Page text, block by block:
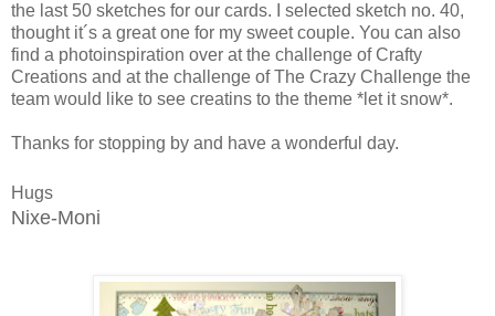
the last 50 sketches for our cards. I selected sketch no. 40,
thought it´s a great one for my sweet couple. You can also
find a photoinspiration over at the challenge of Crafty
Creations and at the challenge of The Crazy Challenge the
team would like to see creatins to the theme *let it snow*.
Thanks for stopping by and have a wonderful day.
Hugs
Nixe-Moni